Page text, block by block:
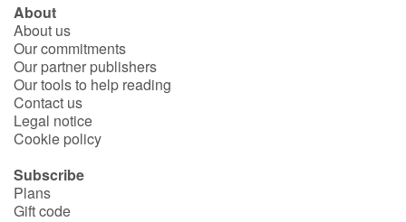
About
About us
Our commitments
Our partner publishers
Our tools to help reading
Contact us
Legal notice
Cookie policy
Subscribe
Plans
Gift code